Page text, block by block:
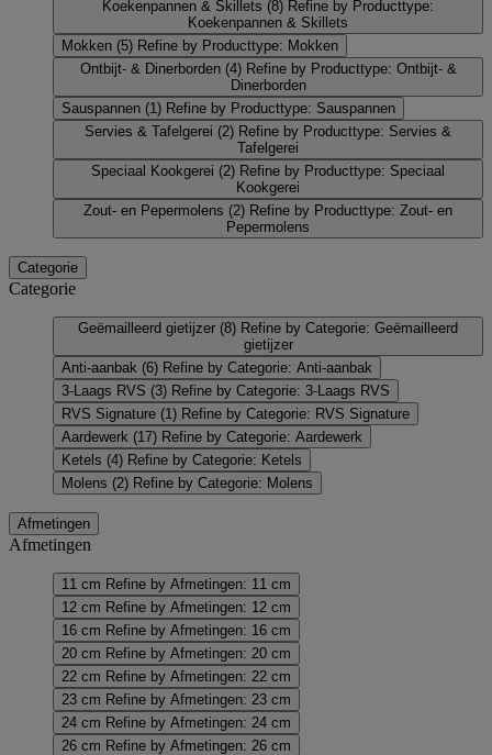
Koekenpannen & Skillets (8) Refine by Producttype:
Koekenpannen & Skillets
Mokken (5) Refine by Producttype: Mokken
Ontbijt- & Dinerborden (4) Refine by Producttype: Ontbijt- &
Dinerborden
Sauspannen (1) Refine by Producttype: Sauspannen
Servies & Tafelgerei (2) Refine by Producttype: Servies &
Tafelgerei
Speciaal Kookgerei (2) Refine by Producttype: Speciaal
Kookgerei
Zout- en Pepermolens (2) Refine by Producttype: Zout- en
Pepermolens
Categorie
Categorie
Geëmailleerd gietijzer (8) Refine by Categorie: Geëmailleerd
gietijzer
Anti-aanbak (6) Refine by Categorie: Anti-aanbak
3-Laags RVS (3) Refine by Categorie: 3-Laags RVS
RVS Signature (1) Refine by Categorie: RVS Signature
Aardewerk (17) Refine by Categorie: Aardewerk
Ketels (4) Refine by Categorie: Ketels
Molens (2) Refine by Categorie: Molens
Afmetingen
Afmetingen
11 cm Refine by Afmetingen: 11 cm
12 cm Refine by Afmetingen: 12 cm
16 cm Refine by Afmetingen: 16 cm
20 cm Refine by Afmetingen: 20 cm
22 cm Refine by Afmetingen: 22 cm
23 cm Refine by Afmetingen: 23 cm
24 cm Refine by Afmetingen: 24 cm
26 cm Refine by Afmetingen: 26 cm